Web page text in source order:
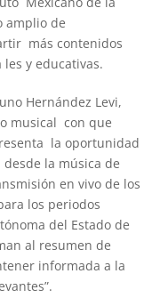
amplio de
más contenidos
y educativas.
Hernández Levi,
musical con que
la oportunidad
la música de
en vivo de los
los periodos
del Estado de
al resumen de
informada a la